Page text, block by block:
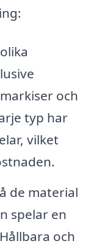
och
typ har
vilket
de material
spelar en
och